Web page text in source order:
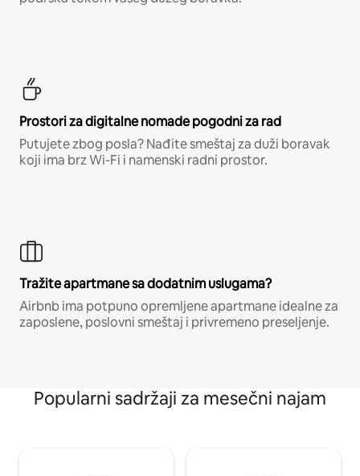
Prostori za digitalne nomade pogodni za rad
Putujete zbog posla? Nađite smeštaj za duži boravak
koji ima brz Wi-Fi i namenski radni prostor.
Tražite apartmane sa dodatnim uslugama?
Airbnb ima potpuno opremljene apartmane idealne za
zaposlene, poslovni smeštaj i privremeno preseljenje.
Popularni sadržaji za mesečni najam